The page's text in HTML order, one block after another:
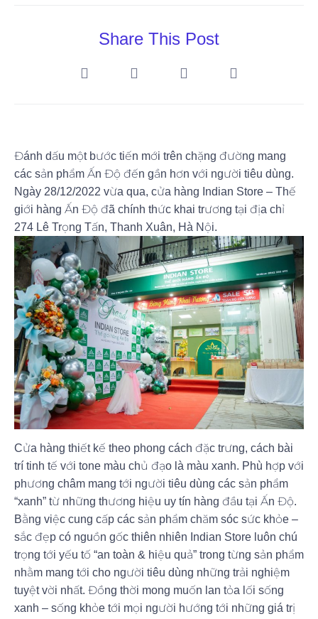
Share This Post
Đánh dấu một bước tiến mới trên chặng đường mang
các sản phẩm Ấn Độ đến gần hơn với người tiêu dùng.
Ngày 28/12/2022 vừa qua, cửa hàng Indian Store – Thế
giới hàng Ấn Độ đã chính thức khai trương tại địa chỉ
274 Lê Trọng Tấn, Thanh Xuân, Hà Nội.
Cửa hàng thiết kế theo phong cách đặc trưng, cách bài
trí tinh tế với tone màu chủ đạo là màu xanh. Phù hợp với
phương châm mang tới người tiêu dùng các sản phẩm
“xanh” từ những thương hiệu uy tín hàng đầu tại Ấn Độ.
Bằng việc cung cấp các sản phẩm chăm sóc sức khỏe –
sắc đẹp có nguồn gốc thiên nhiên Indian Store luôn chú
trọng tới yếu tố “an toàn & hiệu quả” trong từng sản phẩm
nhằm mang tới cho người tiêu dùng những trải nghiệm
tuyệt vời nhất. Đồng thời mong muốn lan tỏa lối sống
xanh – sống khỏe tới mọi người hướng tới những giá trị